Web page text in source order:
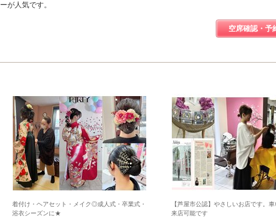
が人気です。
空席確認・予
着付け・ヘアセット・メイク◎成人式・卒業式・
浴衣シーズンに★
【芦屋市公認】やさしいお店です。
来店可能です